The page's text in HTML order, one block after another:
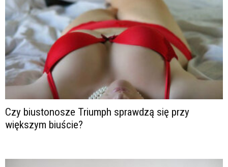
Czy biustonosze Triumph sprawdzą się przy
większym biuście?